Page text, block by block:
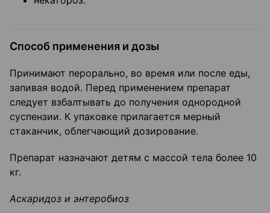
Способ применения и дозы
Принимают перорально, во время или после еды,
запивая водой. Перед применением препарат
следует взбалтывать до получения однородной
суспензии. К упаковке прилагается мерный
стаканчик, облегчающий дозирование.
Препарат назначают детям с массой тела более 10
кг.
Аскаридоз и энтеробиоз